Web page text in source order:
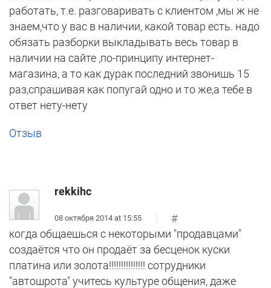
работать, т.е. разговаривать с клиентом ,мы ж не
знаем,что у вас в наличии, какой товар есть. надо
обязать разборки выкладывать весь товар в
наличии на сайте ,по-принципу интернет-
магазина, а то как дурак последний звонишь 15
раз,спрашивая как попугай одно и то же,а тебе в
ответ нету-нету
Отзыв
rekkihc
08 октября 2014 at 15:55
#
когда общаешься с некоторыми "продавцами"
создаётся что он продаёт за бесценок куски
платина или золота!!!!!!!!!!!!!!! сотрудники
"автошрота" учитесь культуре общения, даже